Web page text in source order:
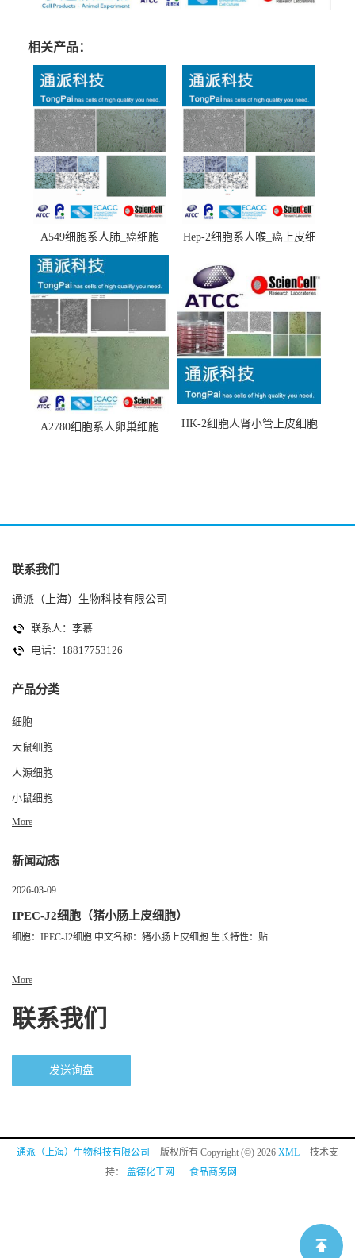
相关产品：
A549细胞系人肺_癌细胞
(A549细胞)
Hep-2细胞系人喉_癌上皮细
A2780细胞系人卵巢细胞
HK-2细胞人肾小管上皮细胞
联系我们
通派（上海）生物科技有限公司
联系人：李慕
电话：18817753126
产品分类
细胞
大鼠细胞
人源细胞
小鼠细胞
More
新闻动态
2026-03-09
IPEC-J2细胞（猪小肠上皮细胞）
细胞：IPEC-J2细胞 中文名称：猪小肠上皮细胞 生长特性：贴...
More
联系我们
发送询盘
通派（上海）生物科技有限公司 版权所有 Copyright (©) 2026 XML
技术支
持： 盖德化工网 食品商务网